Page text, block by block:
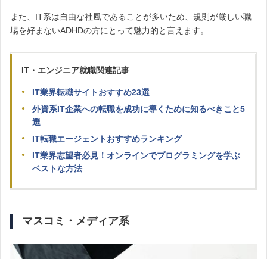
また、IT系は自由な社風であることが多いため、規則が厳しい職
場を好まないADHDの方にとって魅力的と言えます。
IT・エンジニア就職関連記事
IT業界転職サイトおすすめ23選
外資系IT企業への転職を成功に導くために知るべきこと5
選
IT転職エージェントおすすめランキング
IT業界志望者必見！オンラインでプログラミングを学ぶ
ベストな方法
マスコミ・メディア系